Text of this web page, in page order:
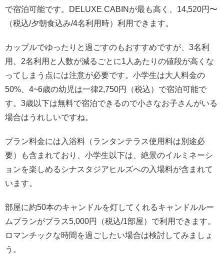
で宿泊可能です。DELUXE CABINが最も高く、14,520円〜
（税込/夕朝食込み/4名利用時）利用できます。
カップルでゆったりと過ごすのもおすすめですが、3名利
用、2名利用と人数が減るごとに1人あたりの値段が高くな
ってしまう点には注意が必要です。小学生は大人料金の
50%、4~6歳の幼児は一律2,750円（税込）で宿泊可能で
す。3歳以下は無料で宿泊できるので小さなお子さんがいる
場合はうれしいですね。
プラン料金には入浴料（ランタンテラス使用料は別途必
要）も含まれており、小学生以下は、絶景のイルミネーシ
ョンを楽しめるシナスタジアヒルズへの入場料が含まれて
います。
部屋に約50本のキャンドルを灯してくれるキャンドルルー
ムプランがプラス5,000円（税込/1部屋）で利用できます。
ロマンチックな時間を過ごしたい場合は検討してみましょ
う。